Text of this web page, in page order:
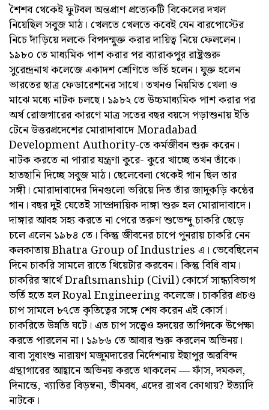
শৈশব থেকেই ফুটবল অন্তপ্রাণ প্রত্যেকটি বিকেলের দখল
নিয়েছিল সবুজ মাঠ। খেলতে খেলতে কবেই যেন বারপোস্টের
নিচে দাঁড়িয়ে দলকে বিপদন্মুক্ত করার দায়িত্ব নিয়ে ফেললেন।
১৯৮০ তে মাধ্যমিক পাশ করার পর ব্যারাকপুর রাষ্ট্রগুরু
সুরেন্দ্রনাথ কলেজে একাদশ শ্রেণিতে ভর্তি হলেন। যুক্ত হলেন
ভারতের ছাত্র ফেডারেশনের সাথে। তখনও নিয়মিত খেলা ও
মাঝে মধ্যে নাটক চলছে। ১৯৮২ তে উচ্চমাধ্যমিক পাশ করার পর
অর্থ রোজগারের কারণে মাত্র সতের বছর বয়সে পড়াশুনায় ইতি
টেনে উত্তরপ্রদেশের মোরাদাবাদে Moradabad
Development Authority-তে কর্মজীবন শুরু করেন।
নাটক করতে না পারার যন্ত্রণা কুরে- কুরে খাচ্ছে তখন তাঁকে।
হাতছানি দিচ্ছে সবুজ মাঠ। ছেলেবেলা থেকেই গান ছিল তার
সঙ্গী। মোরাদাবাদের দিনগুলো ভরিয়ে দিত তাঁর জাদুকড়ি কন্ঠের
গান। বছর দুই যেতেই সাম্প্রদায়িক দাঙ্গা শুরু হল মোরাদাবাদে।
দাঙ্গার আবহ সহ্য করতে না পেরে তরুণ শুভেন্দু চাকরি ছেড়ে
চলে এলেন ১৯৮৪ তে। কিন্তু জীবনের চাপে পুনরায় চাকরি নেন
কলকাতায় Bhatra Group of Industries এ। ভেবেছিলেন
দিনে চাকরি সামলে রাতে থিয়েটার করবেন। কিন্তু বিধি বাম।‌
চাকরির স্বার্থে Draftsmanship (Civil) কোর্সে সান্ধ্যবিভাগ
ভর্তি হতে হল Royal Engineering কলেজে। চাকরির প্রচণ্ড
চাপ সামলে ৮৭তে কৃতিত্বের সঙ্গে শেষ করেন এই কোর্স।
চাকরিতে উন্নতি ঘটে। এত চাপ সত্ত্বেও হৃদয়ের তাগিদকে উপেক্ষা
করতে পারলেন না। ১৯৮৬ তে আবার শুরু করলেন অভিনয়।
বাবা সুধাংশু নারায়ণ মজুমদারের নির্দেশনায় ইছাপুর অরবিন্দ
গ্রন্থাগারের আহ্বানে অভিনয় করতে থাকলেন — ফাঁস, দমকল,
দিনান্তে, খ্যাতির বিড়ম্বনা, ভীমবধ, এদের রাখব কোথায়? ইত্যাদি
নাটকে।